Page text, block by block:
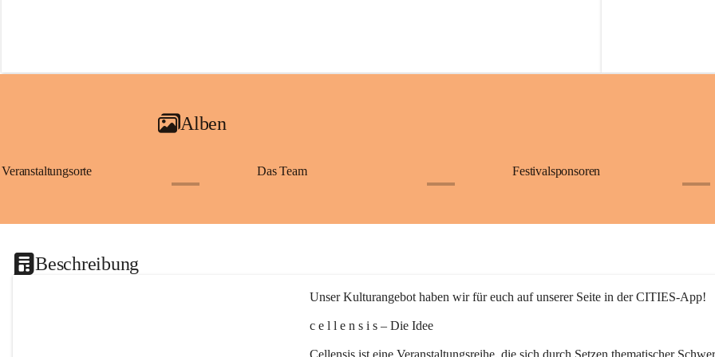
Alben
Veranstaltungsorte Das Team Festivalsponsoren
Beschreibung
Unser Kulturangebot haben wir für euch auf unserer Seite in der CITIES-App!
c e l l e n s i s – Die Idee
Cellensis ist eine Veranstaltungsreihe, die sich durch Setzen thematischer